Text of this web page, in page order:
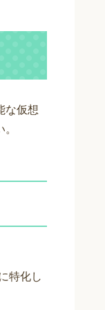
な仮想
特化し